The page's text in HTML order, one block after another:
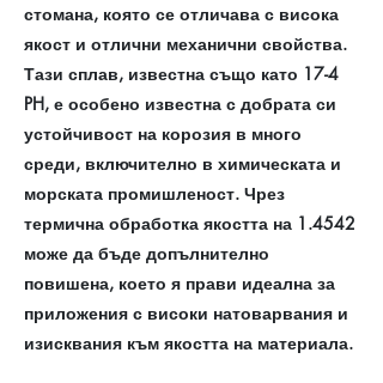
стомана, която се отличава с висока
якост и отлични механични свойства.
Тази сплав, известна също като 17-4
PH, е особено известна с добрата си
устойчивост на корозия в много
среди, включително в химическата и
морската промишленост. Чрез
термична обработка якостта на 1.4542
може да бъде допълнително
повишена, което я прави идеална за
приложения с високи натоварвания и
изисквания към якостта на материала.